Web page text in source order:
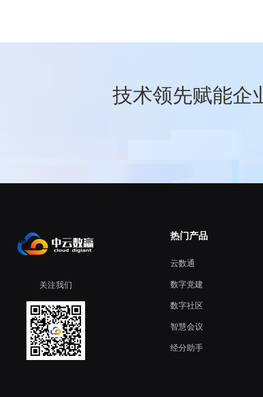
技术领先赋能企
关注我们
热门产品
云数通
数字党建
数字社区
智慧会议
经分助手